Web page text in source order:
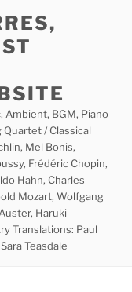
Ambient, BGM, Piano
Quartet / Classical
Mel Bonis,
Frédéric Chopin,
Hahn, Charles
Mozart, Wolfgang
Haruki
Translations: Paul
Teasdale